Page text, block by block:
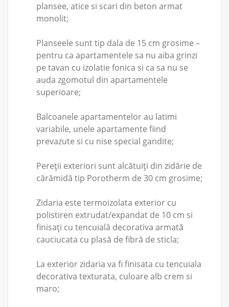
plansee, atice si scari din beton armat
monolit;
Planseele sunt tip dala de 15 cm grosime –
pentru ca apartamentele sa nu aiba grinzi
pe tavan cu izolatie fonica si ca sa nu se
auda zgomotul din apartamentele
superioare;
Balcoanele apartamentelor au latimi
variabile, unele apartamente fiind
prevazute si cu nise special gandite;
Pereţii exteriori sunt alcătuiţi din zidărie de
cărămidă tip Porotherm de 30 cm grosime;
Zidaria este termoizolata exterior cu
polistiren extrudat/expandat de 10 cm si
finisaţi cu tencuială decorativa armată
cauciucata cu plasă de fibră de sticla;
La exterior zidaria va fi finisata cu tencuiala
decorativa texturata, culoare alb crem si
maro;